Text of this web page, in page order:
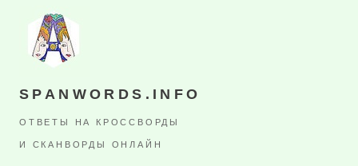
SPANWORDS.INFO
ОТВЕТЫ НА КРОССВОРДЫ
И СКАНВОРДЫ ОНЛАЙН